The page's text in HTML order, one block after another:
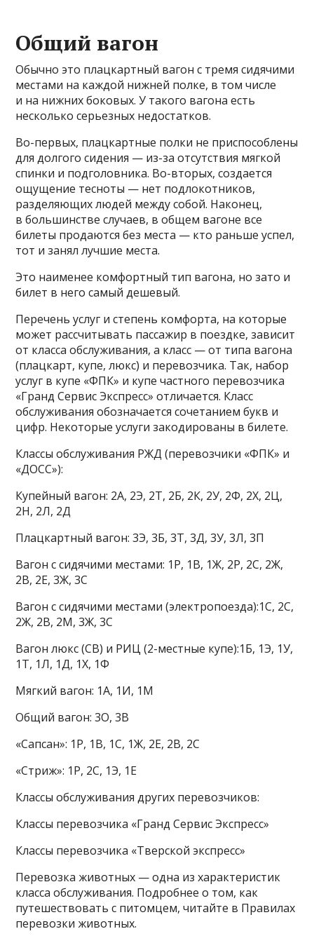
Общий вагон
Обычно это плацкартный вагон с тремя сидячими
местами на каждой нижней полке, в том числе
и на нижних боковых. У такого вагона есть
несколько серьезных недостатков.
Во-первых, плацкартные полки не приспособлены
для долгого сидения — из-за отсутствия мягкой
спинки и подголовника. Во-вторых, создается
ощущение тесноты — нет подлокотников,
разделяющих людей между собой. Наконец,
в большинстве случаев, в общем вагоне все
билеты продаются без места — кто раньше успел,
тот и занял лучшие места.
Это наименее комфортный тип вагона, но зато и
билет в него самый дешевый.
Перечень услуг и степень комфорта, на которые
может рассчитывать пассажир в поездке, зависит
от класса обслуживания, а класс — от типа вагона
(плацкарт, купе, люкс) и перевозчика. Так, набор
услуг в купе «ФПК» и купе частного перевозчика
«Гранд Сервис Экспресс» отличается. Класс
обслуживания обозначается сочетанием букв и
цифр. Некоторые услуги закодированы в билете.
Классы обслуживания РЖД (перевозчики «ФПК» и
«ДОСС»):
Купейный вагон: 2А, 2Э, 2Т, 2Б, 2К, 2У, 2Ф, 2Х, 2Ц,
2Н, 2Л, 2Д
Плацкартный вагон: 3Э, 3Б, 3Т, 3Д, 3У, 3Л, 3П
Вагон с сидячими местами: 1Р, 1В, 1Ж, 2Р, 2С, 2Ж,
2В, 2Е, 3Ж, 3С
Вагон с сидячими местами (электропоезда):1C, 2С,
2Ж, 2В, 2М, 3Ж, 3С
Вагон люкс (СВ) и РИЦ (2-местные купе):1Б, 1Э, 1У,
1Т, 1Л, 1Д, 1Х, 1Ф
Мягкий вагон: 1А, 1И, 1М
Общий вагон: 3О, 3В
«Сапсан»: 1Р, 1В, 1С, 1Ж, 2Е, 2В, 2С
«Стриж»: 1Р, 2С, 1Э, 1Е
Классы обслуживания других перевозчиков:
Классы перевозчика «Гранд Сервис Экспресс»
Классы перевозчика «Тверской экспресс»
Перевозка животных — одна из характеристик
класса обслуживания. Подробнее о том, как
путешествовать с питомцем, читайте в Правилах
перевозки животных.